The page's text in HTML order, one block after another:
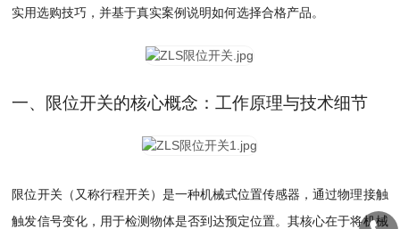
实用选购技巧，并基于真实案例说明如何选择合格产品。
一、限位开关的核心概念：工作原理与技术细节
限位开关（又称行程开关）是一种机械式位置传感器，通过物理接触
触发信号变化，用于检测物体是否到达预定位置。其核心在于将机械